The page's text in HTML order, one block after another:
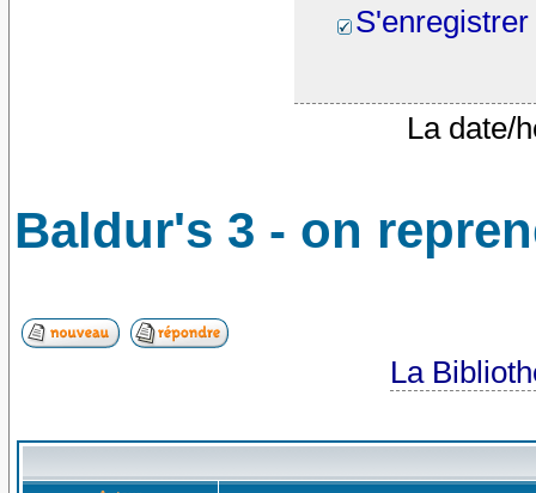
S'enregistrer
La date/
Baldur's 3 - on
La